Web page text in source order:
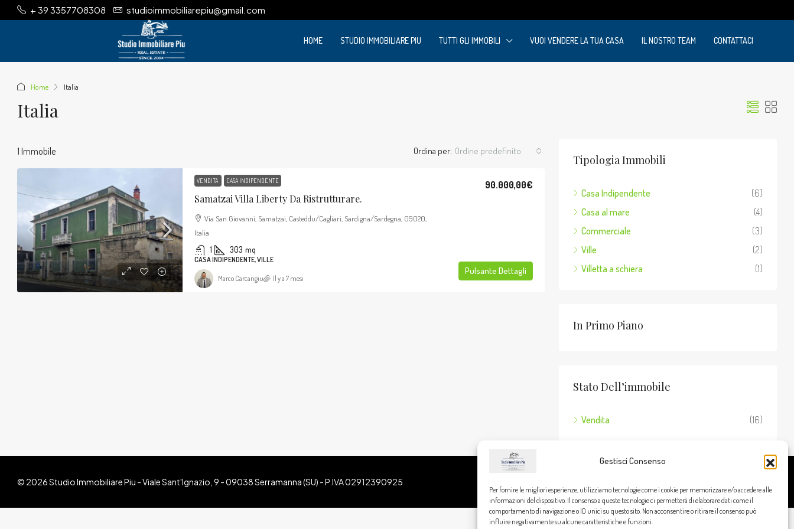
Gestisci Consenso
Per fornire le migliori esperienze, utilizziamo tecnologie come i cookie per memorizzare e/o accedere alle
informazioni del dispositivo. Il consenso a queste tecnologie ci permetterà di elaborare dati come il
comportamento di navigazione o ID unici su questo sito. Non acconsentire o ritirare il consenso può
influire negativamente su alcune caratteristiche e funzioni.
+ 39 3357708308 studioimmobiliarepiu@gmail.com
HOME STUDIO IMMOBILIARE PIU TUTTI GLI IMMOBILI VUOI VENDERE LA TUA CASA IL NOSTRO TEAM CONTATTACI
Home Italia
Italia
1 Immobile Ordina per: Ordine predefinito
VENDITA CASA INDIPENDENTE
Samatzai Villa Liberty Da Ristrutturare.
90.000,00€
Via San Giovanni, Samatzai, Casteddu/Cagliari, Sardigna/Sardegna, 09020,
Italia
1 303 mq
CASA INDIPENDENTE, VILLE
Pulsante Dettagli
Marco Carcangiu Il y a 7 mesi
Tipologia Immobili
Casa Indipendente
(6)
Casa al mare
(4)
Commerciale
(3)
Ville
(2)
Villetta a schiera
(1)
In Primo Piano
Stato Dell’immobile
Vendita (16)
© 2026 Studio Immobiliare Piu - Viale Sant'Ignazio, 9 - 09038 Serramanna (SU) - P.IVA 02912390925